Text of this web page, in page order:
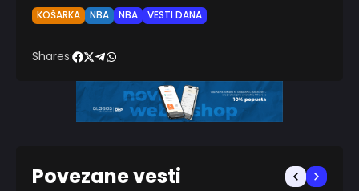
KOŠARKA
NBA NBA VESTI DANA
Shares:
Povezane vesti